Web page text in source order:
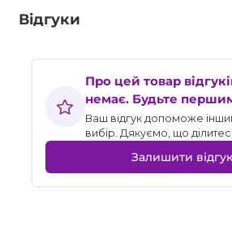
Відгуки
Про цей товар
немає. Будьте
Ваш відгук допоможе
вибір. Дякуємо, що
Залишити відгук